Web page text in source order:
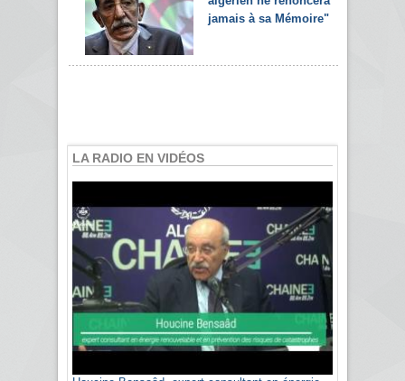
jamais à sa Mémoire"
LA RADIO EN VIDÉOS